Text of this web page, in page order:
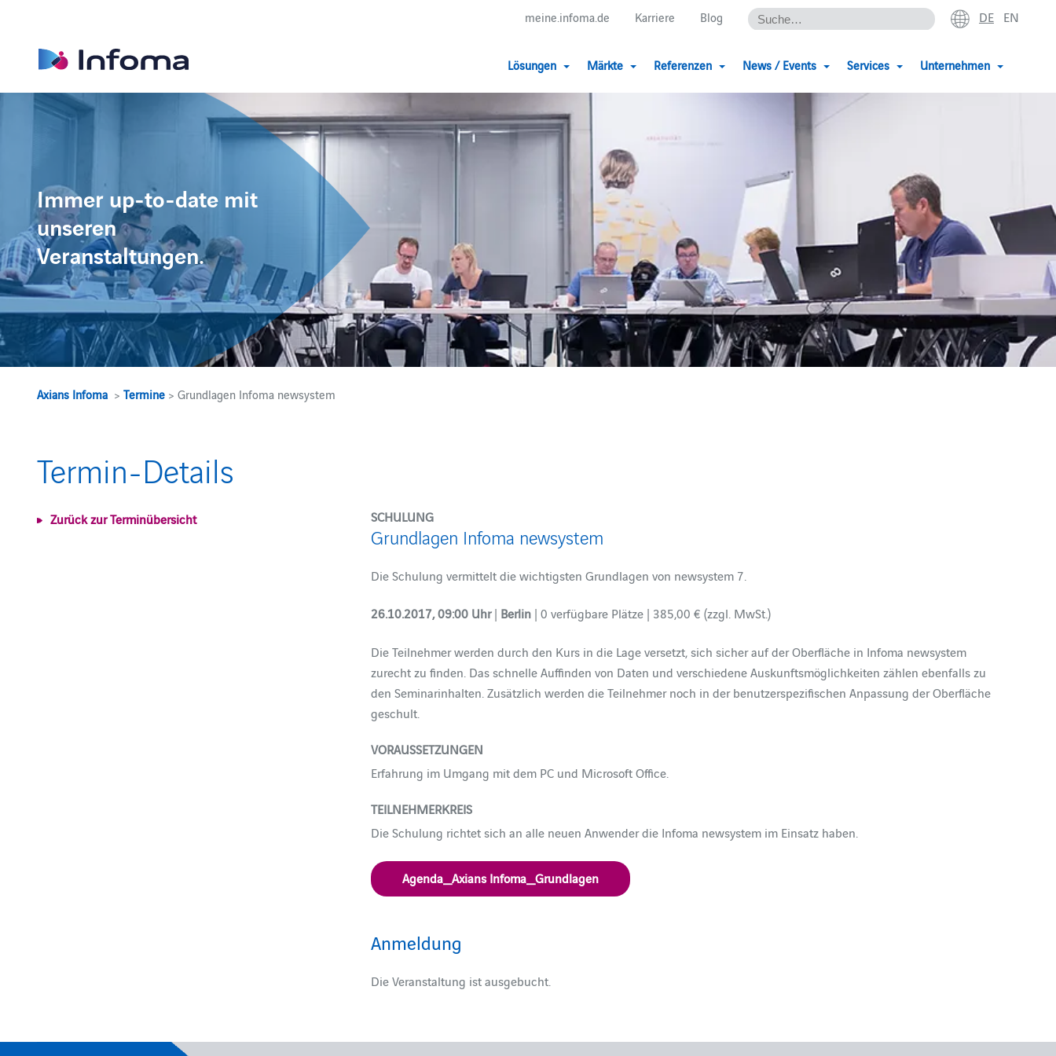
meine.infoma.de Karriere Blog DE EN
Lösungen Märkte Referenzen News / Events Services Unternehmen
Immer up-to-date mit
unseren
Veranstaltungen.
Axians Infoma >Termine > Grundlagen Infoma newsystem
Termin-Details
Zurück zur Terminübersicht SCHULUNG
Grundlagen Infoma newsystem
Die Schulung vermittelt die wichtigsten Grundlagen von newsystem 7.
26.10.2017, 09:00 Uhr| Berlin | 0 verfügbare Plätze | 385,00 € (zzgl. MwSt.)
Die Teilnehmer werden durch den Kurs in die Lage versetzt, sich sicher auf der Oberfläche in Infoma newsystem
zurecht zu finden. Das schnelle Auffinden von Daten und verschiedene Auskunftsmöglichkeiten zählen ebenfalls zu
den Seminarinhalten. Zusätzlich werden die Teilnehmer noch in der benutzerspezifischen Anpassung der Oberfläche
geschult.
VORAUSSETZUNGEN
Erfahrung im Umgang mit dem PC und Microsoft Office.
TEILNEHMERKREIS
Die Schulung richtet sich an alle neuen Anwender die Infoma newsystem im Einsatz haben.
Agenda_Axians Infoma_Grundlagen
Anmeldung
Die Veranstaltung ist ausgebucht.